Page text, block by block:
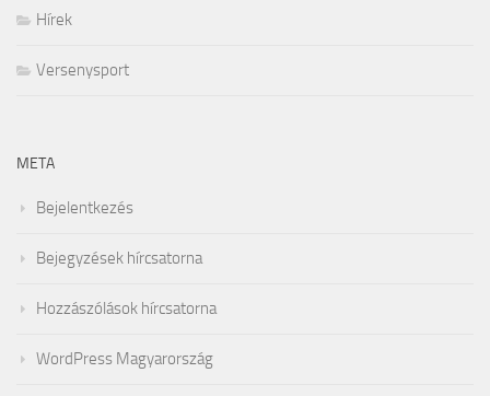
Hírek
Versenysport
META
Bejelentkezés
Bejegyzések hírcsatorna
Hozzászólások hírcsatorna
WordPress Magyarország